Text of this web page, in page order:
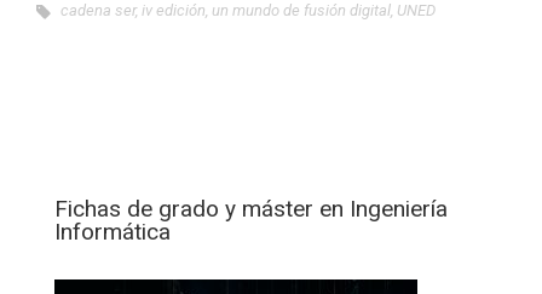
cadena ser, iv edición, un mundo de fusión digital, UNED
Fichas de grado y máster en Ingeniería
Informática